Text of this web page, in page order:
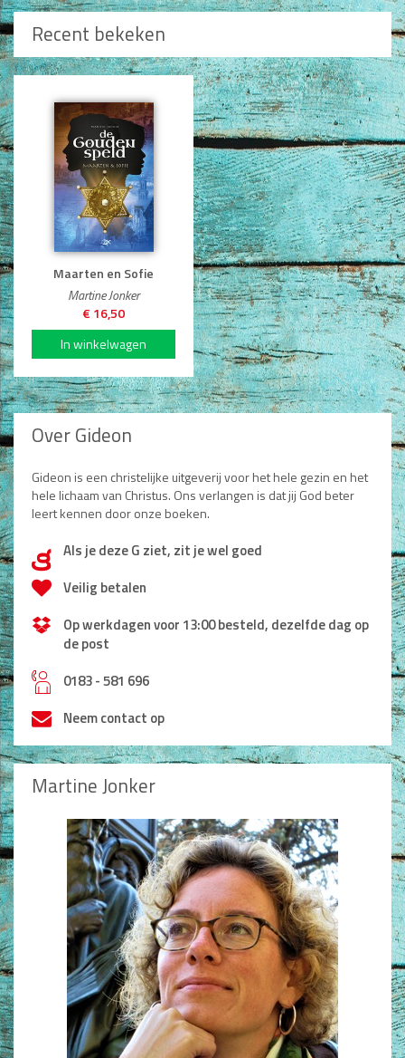
Naam *
Titel review*
Beschrijving *
Type nog 50 woorden.
Plaatsen
Recent bekeken
Maarten en Sofie
Martine Jonker
€ 16,50
Over Gideon
Gideon is een christelijke uitgeverij voor het hele gezin en het
hele lichaam van Christus. Ons verlangen is dat jij God beter
leert kennen door onze boeken.
dAls je deze G ziet, zit je wel goed
Veilig betalen
Op werkdagen voor 13:00 besteld, dezelfde dag op
de post
h0183 - 581 696
Neem contact op
Martine Jonker